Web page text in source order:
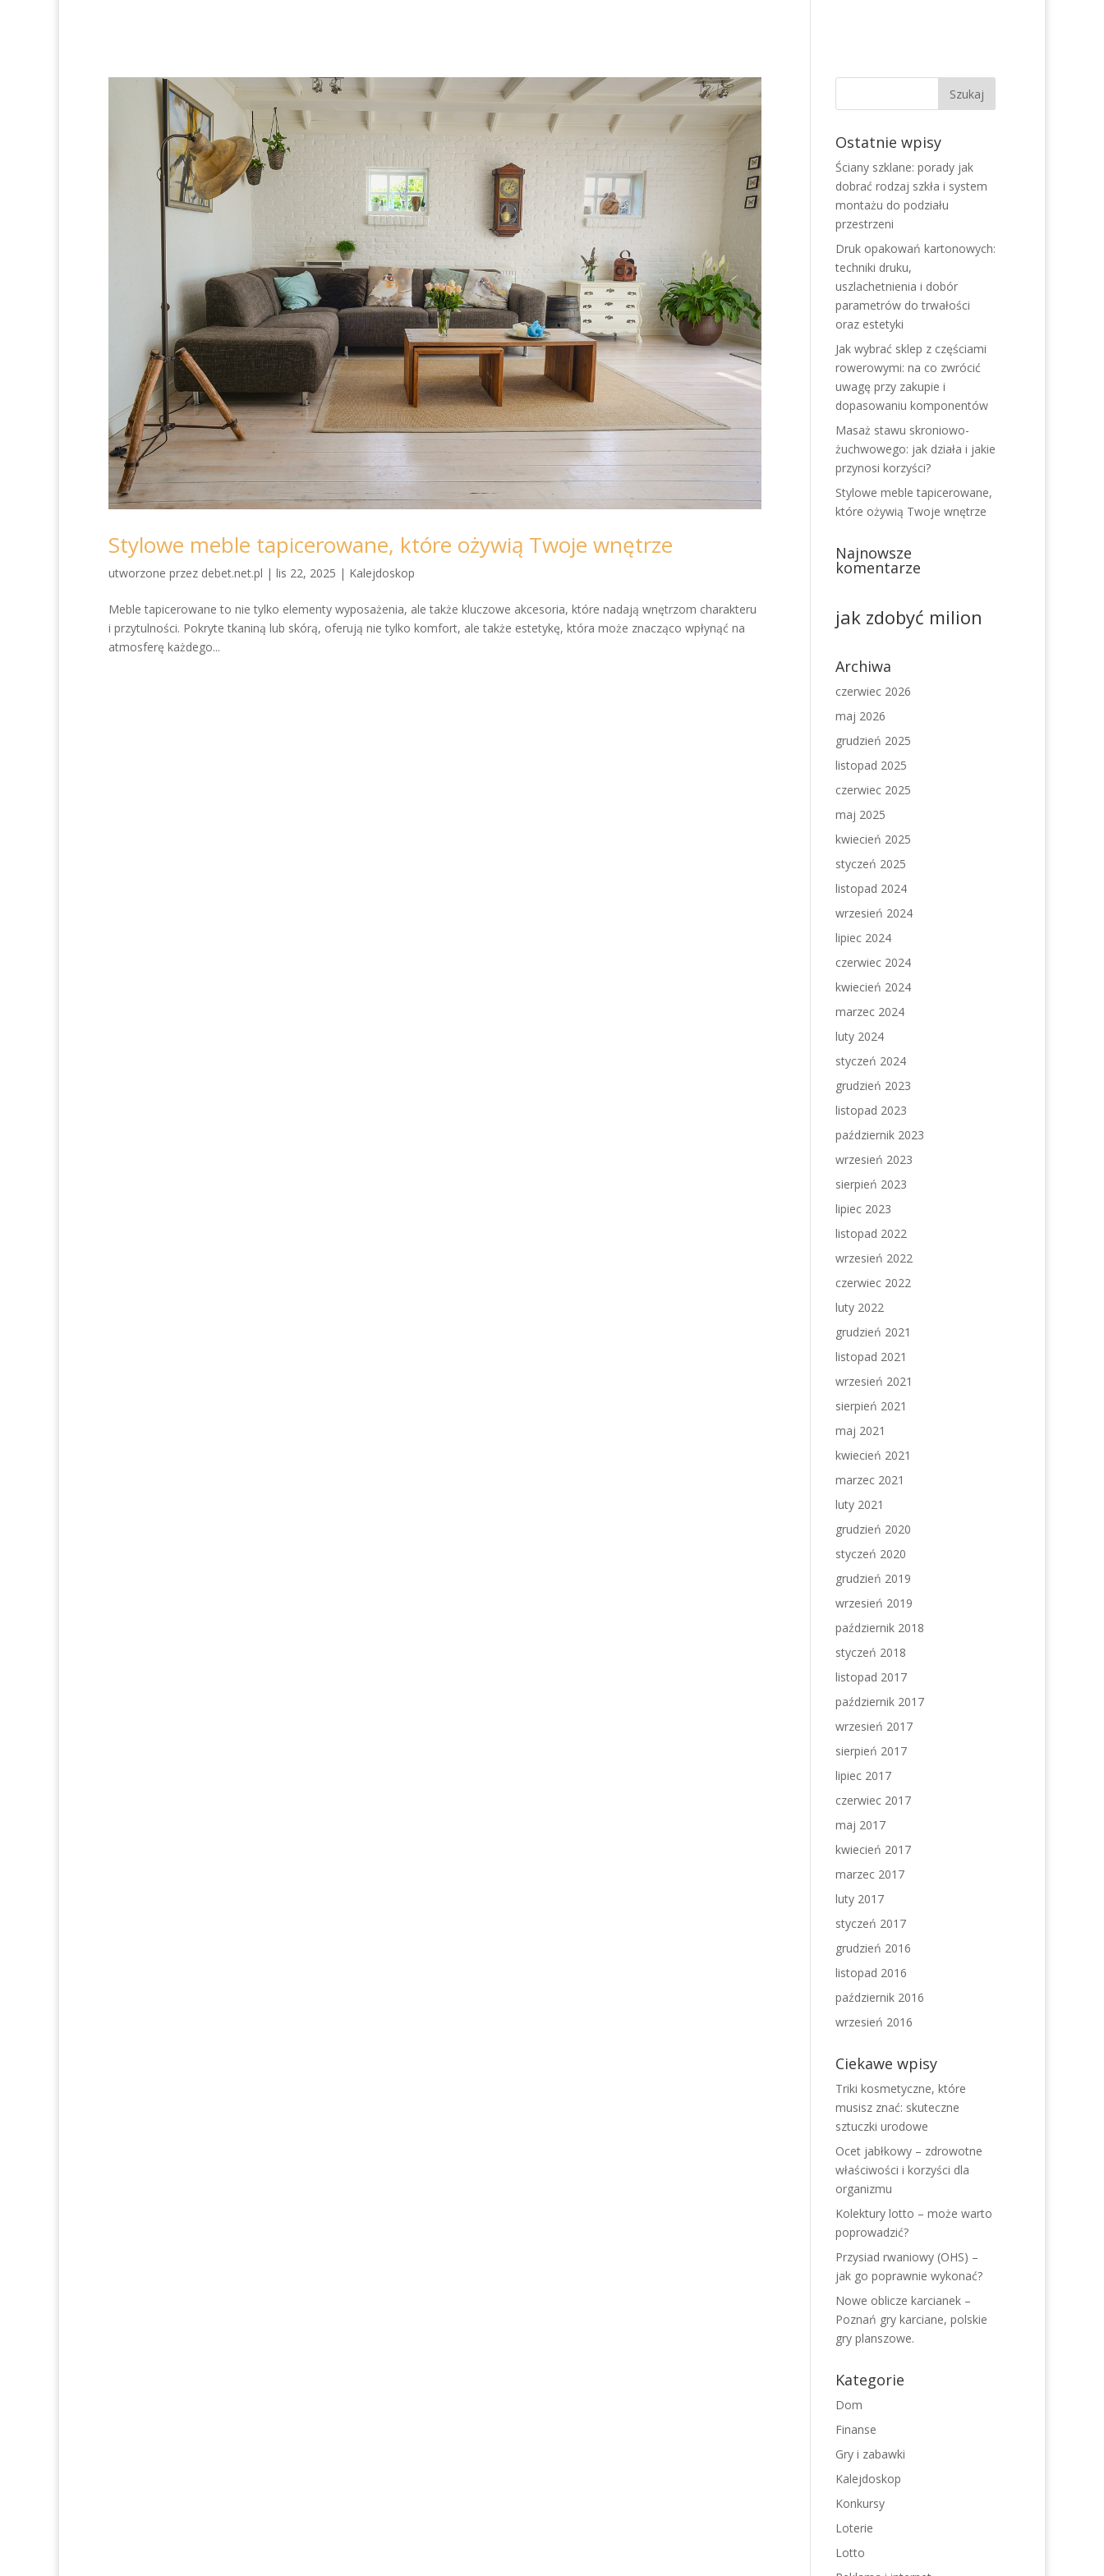
Stylowe meble tapicerowane, które ożywią Twoje wnętrze
utworzone przez debet.net.pl | lis 22, 2025 | Kalejdoskop
Meble tapicerowane to nie tylko elementy wyposażenia, ale także kluczowe akcesoria, które nadają wnętrzom charakteru
i przytulności. Pokryte tkaniną lub skórą, oferują nie tylko komfort, ale także estetykę, która może znacząco wpłynąć na
atmosferę każdego...
Ostatnie wpisy
Ściany szklane: porady jak
dobrać rodzaj szkła i system
montażu do podziału
przestrzeni
Druk opakowań kartonowych:
techniki druku,
uszlachetnienia i dobór
parametrów do trwałości
oraz estetyki
Jak wybrać sklep z częściami
rowerowymi: na co zwrócić
uwagę przy zakupie i
dopasowaniu komponentów
Masaż stawu skroniowo-
żuchwowego: jak działa i jakie
przynosi korzyści?
Stylowe meble tapicerowane,
które ożywią Twoje wnętrze
Najnowsze
komentarze
jak zdobyć milion
Archiwa
czerwiec 2026
maj 2026
grudzień 2025
listopad 2025
czerwiec 2025
maj 2025
kwiecień 2025
styczeń 2025
listopad 2024
wrzesień 2024
lipiec 2024
czerwiec 2024
kwiecień 2024
marzec 2024
luty 2024
styczeń 2024
grudzień 2023
listopad 2023
październik 2023
wrzesień 2023
sierpień 2023
lipiec 2023
listopad 2022
wrzesień 2022
czerwiec 2022
luty 2022
grudzień 2021
listopad 2021
wrzesień 2021
sierpień 2021
maj 2021
kwiecień 2021
marzec 2021
luty 2021
grudzień 2020
styczeń 2020
grudzień 2019
wrzesień 2019
październik 2018
styczeń 2018
listopad 2017
październik 2017
wrzesień 2017
sierpień 2017
lipiec 2017
czerwiec 2017
maj 2017
kwiecień 2017
marzec 2017
luty 2017
styczeń 2017
grudzień 2016
listopad 2016
październik 2016
wrzesień 2016
Ciekawe wpisy
Triki kosmetyczne, które
musisz znać: skuteczne
sztuczki urodowe
Ocet jabłkowy – zdrowotne
właściwości i korzyści dla
organizmu
Kolektury lotto – może warto
poprowadzić?
Przysiad rwaniowy (OHS) –
jak go poprawnie wykonać?
Nowe oblicze karcianek –
Poznań gry karciane, polskie
gry planszowe.
Kategorie
Dom
Finanse
Gry i zabawki
Kalejdoskop
Konkursy
Loterie
Lotto